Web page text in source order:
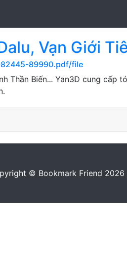
Vạn Giới
89990.pdf/file
Thần Biến... Yan3D cung
© Bookmark Friend 2026